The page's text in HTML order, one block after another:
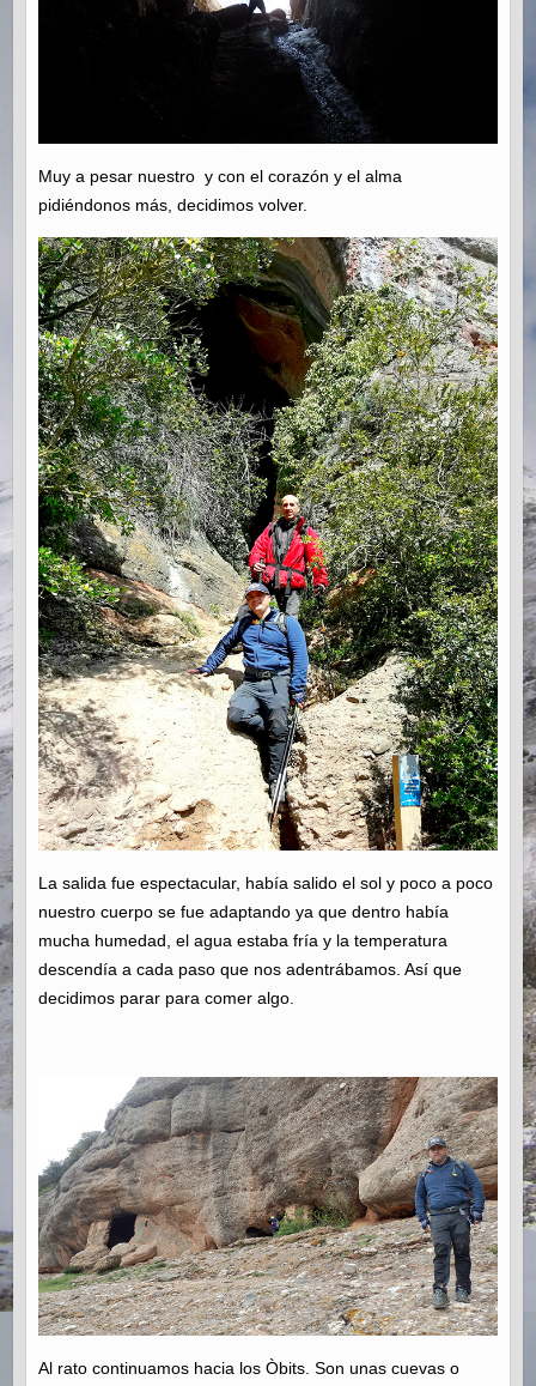
Muy a pesar nuestro y con el corazón y el alma
pidiéndonos más, decidimos volver.
La salida fue espectacular, había salido el sol y poco a poco
nuestro cuerpo se fue adaptando ya que dentro había
mucha humedad, el agua estaba fría y la temperatura
descendía a cada paso que nos adentrábamos. Así que
decidimos parar para comer algo.
Al rato continuamos hacia los Òbits. Son unas cuevas o